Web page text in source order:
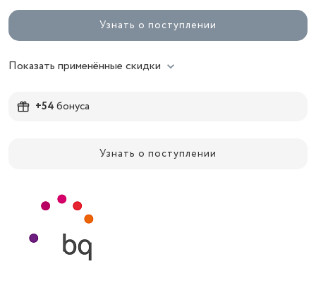
Узнать о поступлении
Показать применённые скидки
+54бонуса
Узнать о поступлении